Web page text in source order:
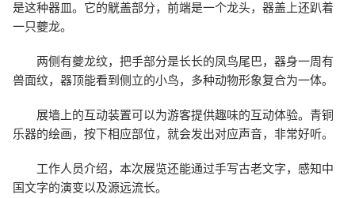
是这种器皿。它的觥盖部分，前端是一个龙头，器盖上还趴着
一只夔龙。
两侧有夔龙纹，把手部分是长长的凤鸟尾巴，器身一周有
兽面纹，器顶能看到侧立的小鸟，多种动物形象复合为一体。
展墙上的互动装置可以为游客提供趣味的互动体验。青铜
乐器的绘画，按下相应部位，就会发出对应声音，非常好听。
工作人员介绍，本次展览还能通过手写古老文字，感知中
国文字的演变以及源远流长。